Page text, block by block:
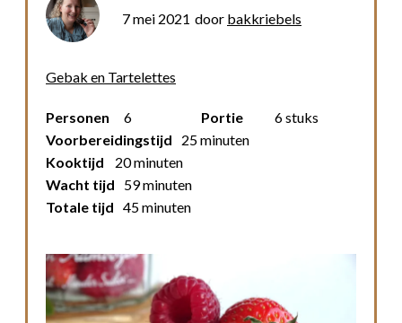
7 mei 2021 door bakkriebels
Gebak en Tartelettes
Personen 6 Portie
6 stuks
Voorbereidingstijd
25 minuten
Kooktijd
20 minuten
Wacht tijd
59 minuten
Totale tijd 45 minuten